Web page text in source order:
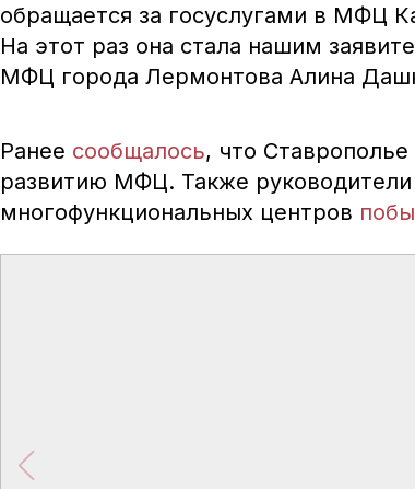
обращается за госуслугами в МФЦ
На этот раз она стала нашим
МФЦ города Лермонтова Алина
Ранее сообщалось, что
развитию МФЦ. Также руководители
многофункциональных центров